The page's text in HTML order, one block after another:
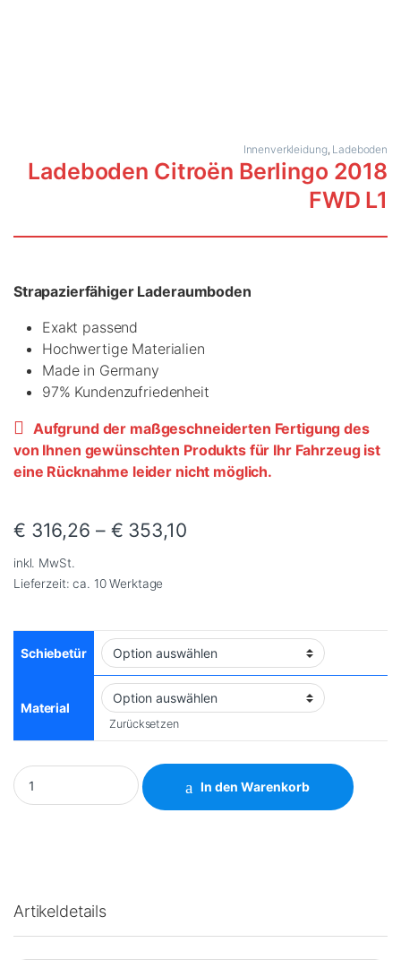
Innenverkleidung, Ladeboden
Ladeboden Citroën Berlingo 2018
FWD L1
Strapazierfähiger Laderaumboden
Exakt passend
Hochwertige Materialien
Made in Germany
97% Kundenzufriedenheit
Aufgrund der maßgeschneiderten Fertigung des
von Ihnen gewünschten Produkts für Ihr Fahrzeug ist
eine Rücknahme leider nicht möglich.
€ 316,26 – € 353,10
inkl. MwSt.
Lieferzeit:ca. 10 Werktage
Schiebetür
Material
Zurücksetzen
Ladeboden Citroën Berlingo 2018 FWD L1 quantity
In den Warenkorb
Artikeldetails